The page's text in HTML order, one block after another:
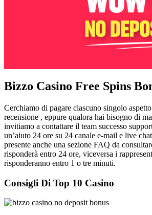
Bizzo Casino Free Spins
Cerchiamo di pagare ciascuno singolo
recensione , eppure qualora hai bisogno di
invitiamo a contattare il team successo
un’aiuto 24 ore su 24 canale e-mail e live
presente anche una sezione FAQ da
risponderà entro 24 ore, viceversa i
risponderanno entro 1 o tre minuti.
Consigli Di Top 10 Casino